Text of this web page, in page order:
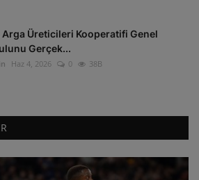
Arga Üreticileri Kooperatifi Genel
Gerçek...
Haz 4, 2026 0 38B